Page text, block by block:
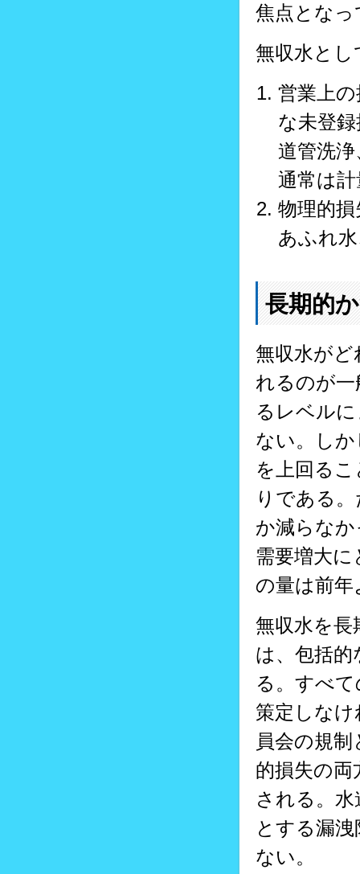
焦点とな
無収水と
営業上
な未登
道管洗
通常は
物理的
あふれ
長期的
無収水が
れるのが
るレベル
ない。し
を上回る
りである
か減らな
需要増大
の量は前
無収水を長
は、包括
る。すべ
策定しな
員会の規
的損失の
される。
とする漏
ない。